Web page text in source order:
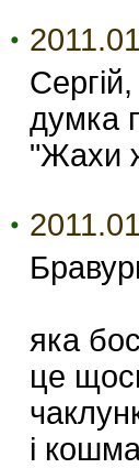
думка
"Жахи
яка
це
і